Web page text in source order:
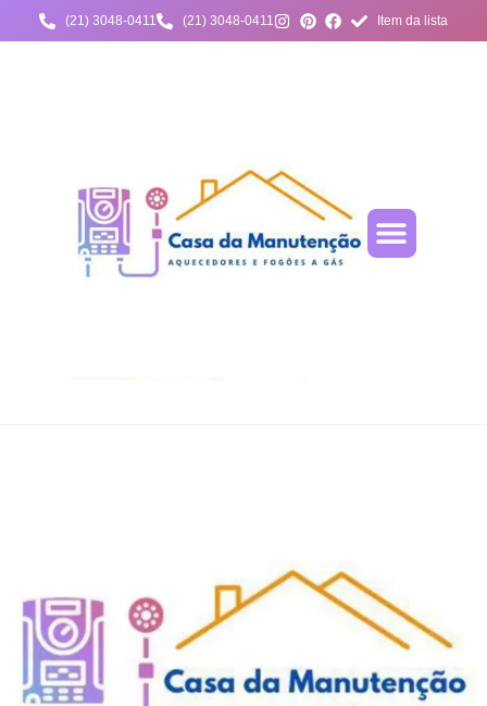
(21) 3048-0411 (21) 3048-0411 Item da lista